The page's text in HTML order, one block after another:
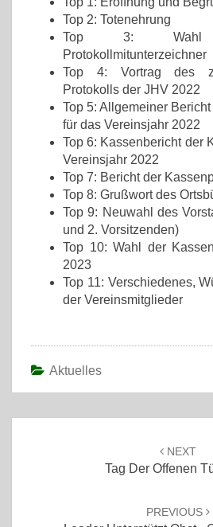
Top 2: Totenehrung
Top 3:
Protokollmitunterzeichner
Top 4: Vortrag des
Protokolls der JHV 2022
Top 5: Allgemeiner
für das Vereinsjahr 2022
Top 6: Kassenbericht der
Vereinsjahr 2022
Top 7: Bericht der
Top 8: Grußwort des
Top 9: Neuwahl des
und 2. Vorsitzenden)
Top 10: Wahl der
2023
Top 11: Verschiedenes,
der Vereinsmitglieder
Aktuelles
NEXT
Tag Der Offenen
PREVIOUS